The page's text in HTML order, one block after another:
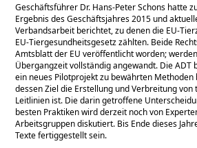
Geschäftsführer Dr. Hans-Peter Schons hatte
Ergebnis des Geschäftsjahres 2015 und
Verbandsarbeit berichtet, zu denen die EU-
EU-Tiergesundheitsgesetz zählten. Beide
Amtsblatt der EU veröffentlicht worden;
Übergangzeit vollständig angewandt. Die ADT
ein neues Pilotprojekt zu bewährten
dessen Ziel die Erstellung und Verbreitung
Leitlinien ist. Die darin getroffene
besten Praktiken wird derzeit noch von
Arbeitsgruppen diskutiert. Bis Ende dieses
Texte fertiggestellt sein.